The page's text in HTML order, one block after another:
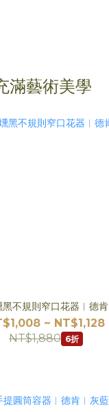
滿藝術美學
黑不規則窄口花器︱德肯
~ NT$1,128
NT$1,880 6折